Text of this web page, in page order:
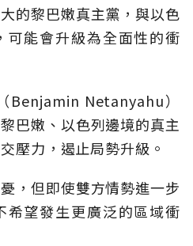
的黎巴嫩真主黨，與以色
可能會升級為全面性的衝
Benjamin Netanyahu）
巴嫩、以色列邊境的真主
壓力，遏止局勢升級。
，但即使雙方情勢進一步
希望發生更廣泛的區域衝